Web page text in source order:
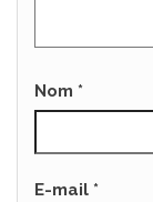
Nom *
E-mail *